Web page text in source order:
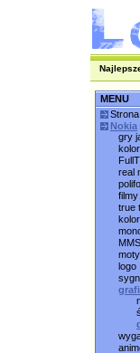
MENU
Strona
Nokia
gry
real
filmy
true
MMS
logo